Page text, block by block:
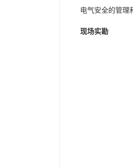
电气安全的管理
现场实勘